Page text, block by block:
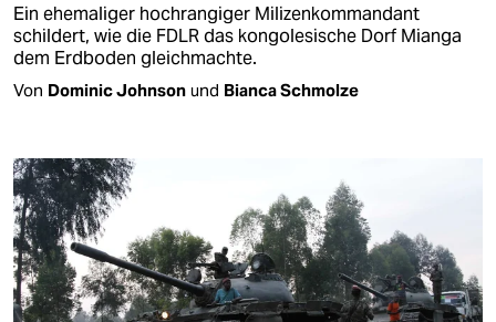
Ein ehemaliger hochrangiger Milizenkommandant
schildert, wie die FDLR das kongolesische Dorf Mianga
dem Erdboden gleichmachte.
Von Dominic Johnson und Bianca Schmolze